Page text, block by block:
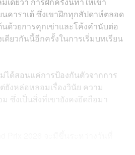
นคาราเต้ ซึ่งเขาฝึกทุกสัปดาห์ตลอด
ด้วยการคุกเข่าและโค้งคำนับต่อ
ดียวกันนี้อีกครั้งในการเริ่มบทเรียน
ม่ได้สอนแค่การป้องกันตัวจากการ
ยังหล่อหลอมเรื่องวินัย ความ
ซึ่งเป็นสิ่งที่เขายังคงยึดถือมา